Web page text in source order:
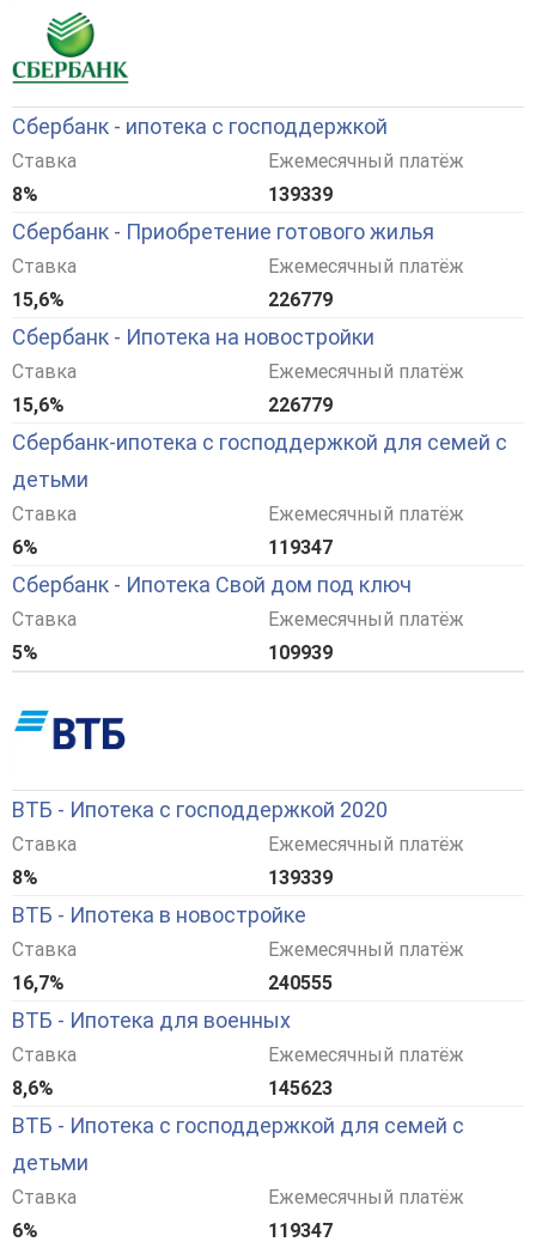
Сбербанк - ипотека с господдержкой
Ставка
8%
Ежемесячный платёж
139339
Сбербанк - Приобретение готового жилья
Ставка
15,6%
Ежемесячный платёж
226779
Сбербанк - Ипотека на новостройки
Ставка
15,6%
Ежемесячный платёж
226779
Сбербанк-ипотека с господдержкой для семей с
детьми
Ставка
6%
Ежемесячный платёж
119347
Сбербанк - Ипотека Свой дом под ключ
Ставка
5%
Ежемесячный платёж
109939
ВТБ - Ипотека с господдержкой 2020
Ставка
8%
Ежемесячный платёж
139339
ВТБ - Ипотека в новостройке
Ставка
16,7%
Ежемесячный платёж
240555
ВТБ - Ипотека для военных
Ставка
8,6%
Ежемесячный платёж
145623
ВТБ - Ипотека с господдержкой для семей с
детьми
Ставка
6%
Ежемесячный платёж
119347